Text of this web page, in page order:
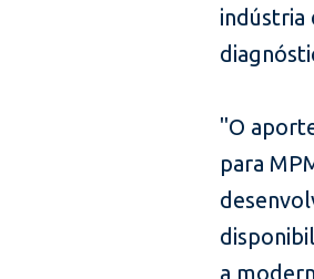
indústria
"O
para
a